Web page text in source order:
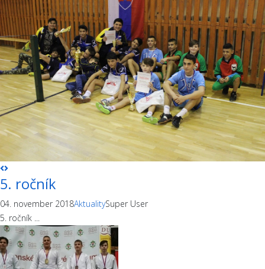
5. ročník
04. november 2018AktualitySuper User
5. ročník ...